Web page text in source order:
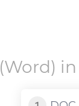
(Word) in